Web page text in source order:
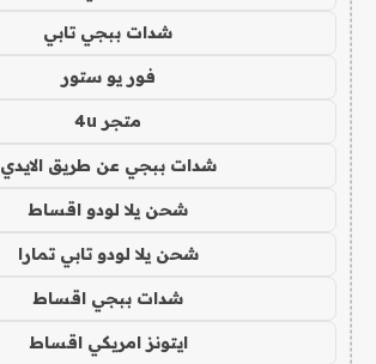
شدات ببجي تابي
فور يو ستور
متجر 4u
شدات ببجي عن طريق الايدي
شحن يلا لودو اقساط
شحن يلا لودو تابي تمارا
شدات ببجي اقساط
ايتونز امريكي اقساط